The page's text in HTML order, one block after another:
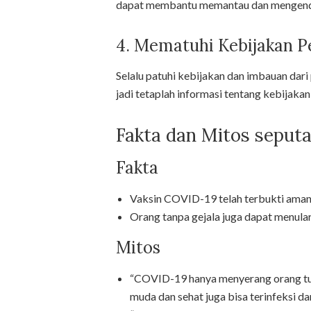
dapat membantu memantau dan
4. Mematuhi Kebijakan
Selalu patuhi kebijakan dan imbauan
jadi tetaplah informasi tentang
Fakta dan Mitos
Fakta
Vaksin COVID-19 telah terbukti
Orang tanpa gejala juga dapat
Mitos
“COVID-19 hanya menyerang orang
muda dan sehat juga bisa terinfeksi